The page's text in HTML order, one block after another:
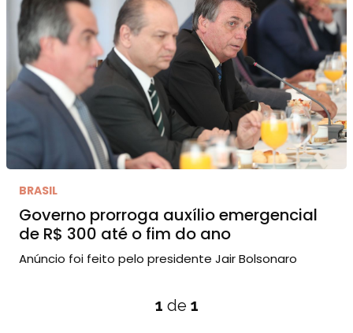
BRASIL
Governo prorroga auxílio emergencial
de R$ 300 até o fim do ano
Anúncio foi feito pelo presidente Jair Bolsonaro
1 de 1